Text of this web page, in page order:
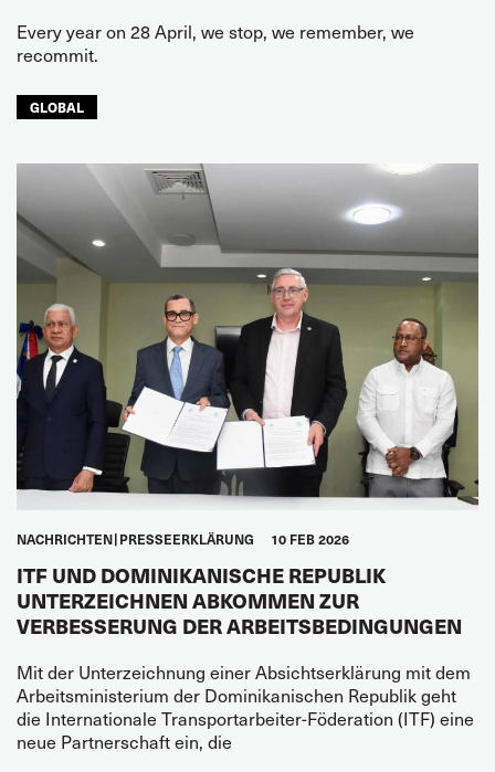
Every year on 28 April, we stop, we remember, we
recommit.
GLOBAL
NACHRICHTEN PRESSEERKLÄRUNG 10 FEB 2026
ITF UND DOMINIKANISCHE REPUBLIK
UNTERZEICHNEN ABKOMMEN ZUR
VERBESSERUNG DER ARBEITSBEDINGUNGEN
Mit der Unterzeichnung einer Absichtserklärung mit dem
Arbeitsministerium der Dominikanischen Republik geht
die Internationale Transportarbeiter-Föderation (ITF) eine
neue Partnerschaft ein, die